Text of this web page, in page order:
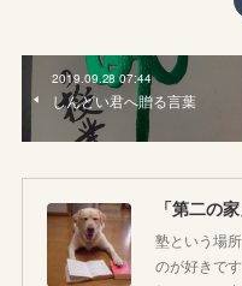
2019.09.28 07:44
しんどい君へ贈る言葉
塾という場
のが好きで